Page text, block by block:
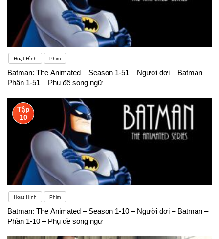
Hoạt Hình Phim
Batman: The Animated – Season 1-51 – Người dơi – Batman –
Phần 1-51 – Phụ đề song ngữ
Tập
10
Hoạt Hình Phim
Batman: The Animated – Season 1-10 – Người dơi – Batman –
Phần 1-10 – Phụ đề song ngữ